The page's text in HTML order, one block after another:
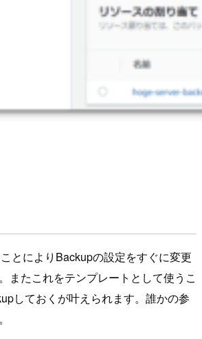
とによりBackupの設定をすぐに変更
またこれをテンプレートとして使うこ
しておくが叶えられます。誰かの参